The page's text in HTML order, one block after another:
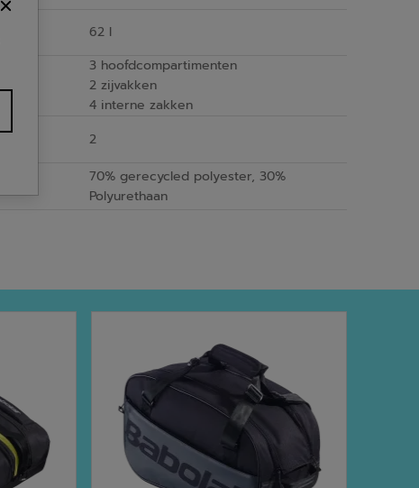
62 l
3 hoofdcompartimenten
2 zijvakken
4 interne zakken
2
70% gerecycled polyester, 30%
Polyurethaan